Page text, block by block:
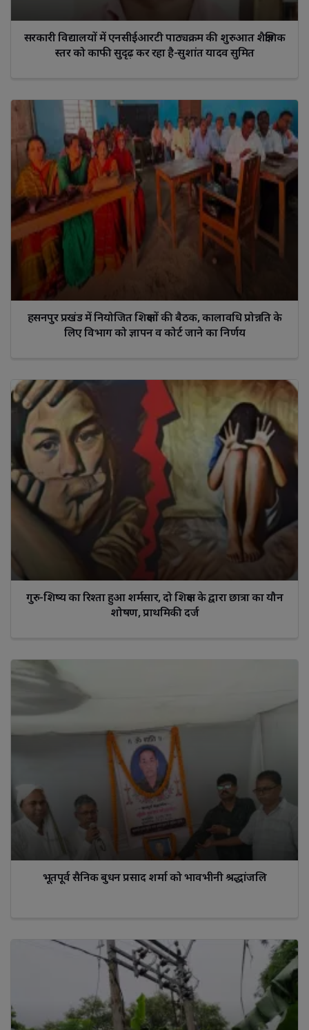
सरकारी विद्यालयों में एनसीईआरटी पाठ्यक्रम की शुरुआत शैक्षणिक
स्तर को काफी सुदृढ़ कर रहा है-सुशांत यादव सुमित
हसनपुर प्रखंड में नियोजित शिक्षकों की बैठक, कालावधि प्रोन्नति के
लिए विभाग को ज्ञापन व कोर्ट जाने का निर्णय
गुरु-शिष्य का रिश्ता हुआ शर्मसार, दो शिक्षक के द्वारा छात्रा का यौन
शोषण, प्राथमिकी दर्ज
भूतपूर्व सैनिक बुधन प्रसाद शर्मा को भावभीनी श्रद्धांजलि